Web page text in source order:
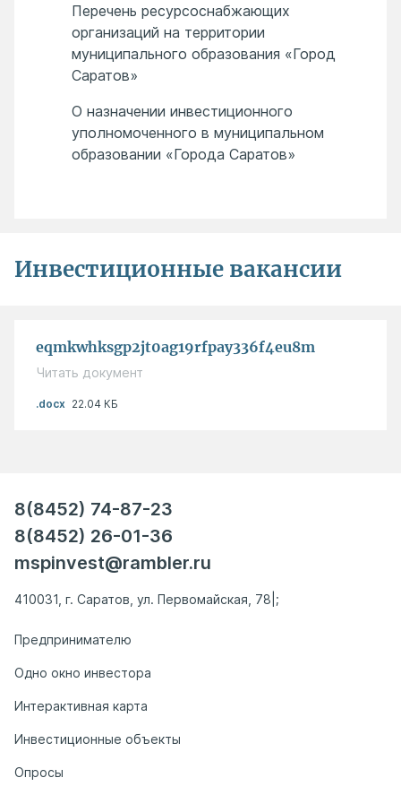
Перечень ресурсоснабжающих
организаций на территории
муниципального образования «Город
Саратов»
О назначении инвестиционного
уполномоченного в муниципальном
образовании «Города Саратов»
Инвестиционные вакансии
eqmkwhksgp2jt0ag19rfpay336f4eu8m
Читать документ
.docx 22.04 КБ
8(8452) 74-87-23
8(8452) 26-01-36
mspinvest@rambler.ru
410031, г. Саратов, ул. Первомайская, 78|;
Предпринимателю
Одно окно инвестора
Интерактивная карта
Инвестиционные объекты
Опросы